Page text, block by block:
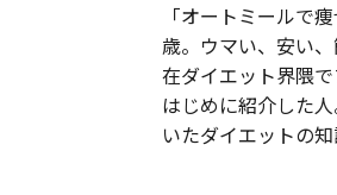
「オートミールで
歳。ウマい、安い
在ダイエット界隈
はじめに紹介した
いたダイエットの